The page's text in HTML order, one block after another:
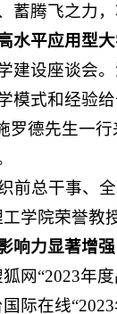
蓄腾飞之力
水平应用型大
建设座谈会
模式和经验给
罗德先生一
前总干事、
学院荣誉教
响力显著增
网“2023年
际在线